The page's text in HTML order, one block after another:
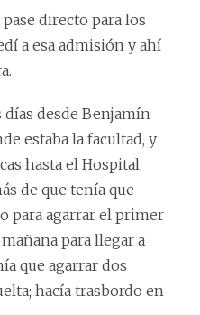
directo para los
a esa admisión y ahí
desde Benjamín
estaba la facultad, y
hasta el Hospital
de que tenía que
para agarrar el primer
para llegar a
que agarrar dos
hacía trasbordo en